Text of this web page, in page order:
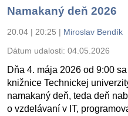
Namakaný deň 2026
20.04 | 20:25 | Miroslav Bendík
Dátum udalosti: 04.05.2026
Dňa 4. mája 2026 od 9:00
knižnice Technickej
namakaný deň, teda deň
o vzdelávaní v IT,